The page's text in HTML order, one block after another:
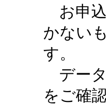
お申込
かない
す。
データ
をご確